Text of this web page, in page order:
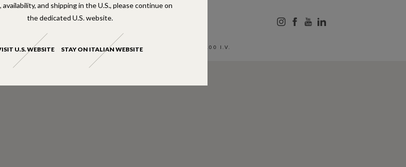
3 - 50123 FIRENZE
REA: FI-915280 CAPITALE SOCIALE: 31.000.000.00 I.V.
availability, and shipping in the U.S., please continue on
the dedicated U.S. website.
U.S. WEBSITE STAY ON ITALIAN WEBSITE